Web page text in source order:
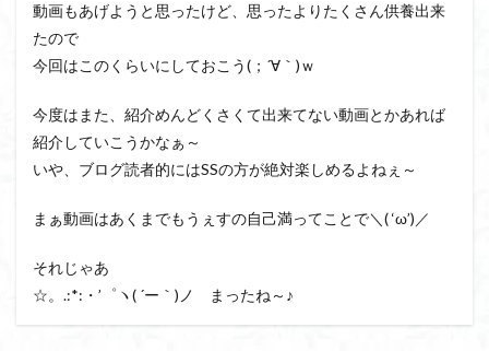
動画もあげようと思ったけど、思ったよりたくさん供養出来
たので
今回はこのくらいにしておこう(；´∀｀)ｗ
今度はまた、紹介めんどくさくて出来てない動画とかあれば
紹介していこうかなぁ～
いや、ブログ読者的にはSSの方が絶対楽しめるよねぇ～
まぁ動画はあくまでもうぇすの自己満ってことで＼( ‘ω’)／
それじゃあ
☆。.:*:・’゜ヽ( ´ー｀)ノ まったね～♪